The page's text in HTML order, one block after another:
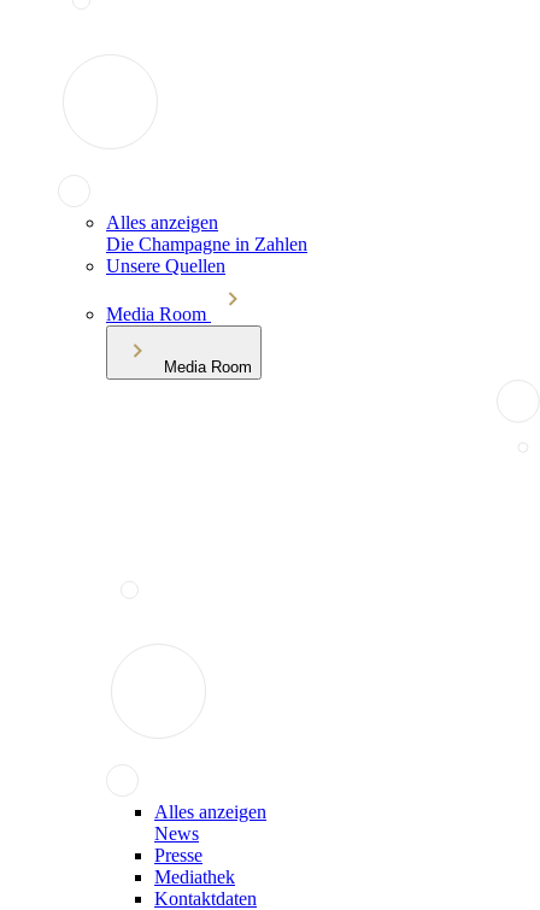
Alles anzeigen
Die Champagne in Zahlen
Unsere Quellen
Media Room
Media Room
Alles anzeigen
News
Presse
Mediathek
Kontaktdaten